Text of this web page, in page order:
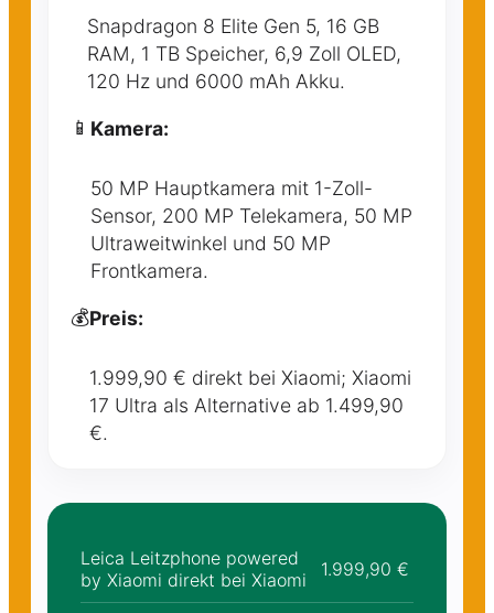
Snapdragon 8 Elite Gen 5, 16 GB
RAM, 1 TB Speicher, 6,9 Zoll OLED,
120 Hz und 6000 mAh Akku.
📱 Kamera:
50 MP Hauptkamera mit 1-Zoll-
Sensor, 200 MP Telekamera, 50 MP
Ultraweitwinkel und 50 MP
Frontkamera.
💰Preis:
1.999,90 € direkt bei Xiaomi; Xiaomi
17 Ultra als Alternative ab 1.499,90
€.
Leica Leitzphone powered
by Xiaomi direkt bei Xiaomi
1.999,90 €